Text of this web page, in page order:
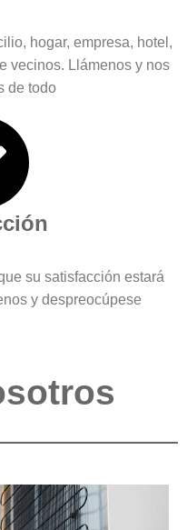
hogar, empresa, hotel,
vecinos. Llámenos y nos
de todo
su satisfacción estará
y despreocúpese